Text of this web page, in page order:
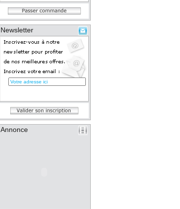
Newsletter
Annonce